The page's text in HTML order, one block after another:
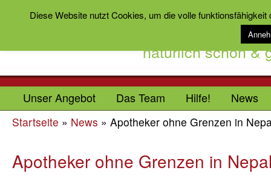
natürlich schön &
Unser Angebot Das Team Hilfe! News
Startseite » News » Apotheker ohne Grenzen in
Apotheker ohne Grenzen in
Diese Website nutzt Cookies, um die volle